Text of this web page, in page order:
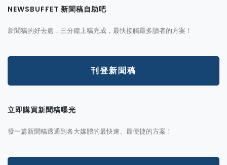
NEWSBUFFET 新聞稿自助吧
新聞稿的好去處，三分鐘上稿完成，最快接觸最多讀者的方案！
刊登新聞稿
立即購買新聞稿曝光
發一篇新聞稿透通到各大媒體的最快速、最便捷的方案！